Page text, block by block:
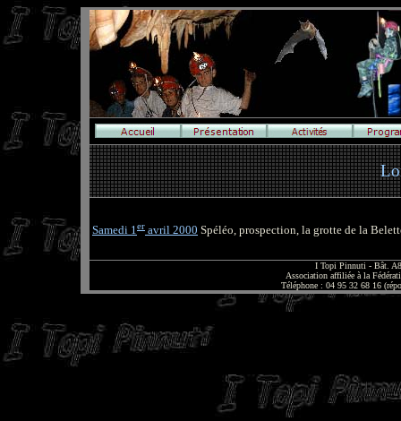
Samedi 1er avril 2000 Spéléo, prospection, la grotte de la
I Topi Pinnuti - Bât.
Association affiliée à la
Téléphone : 04 95 32 68 16